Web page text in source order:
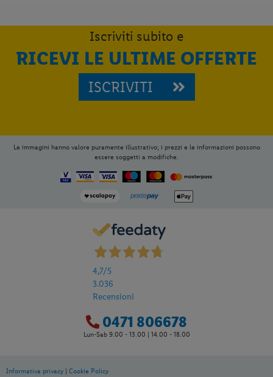
Iscriviti subito e
RICEVI LE ULTIME OFFERTE
ISCRIVITI
Le immagini hanno valore puramente illustrativo; i prezzi e le informazioni possono
essere soggetti a modifiche.
4,7/5
3.036
Recensioni
0471 806678
Lun-Sab 9.00 - 13.00 | 14.00 - 18.00
Informativa privacy | Cookie Policy